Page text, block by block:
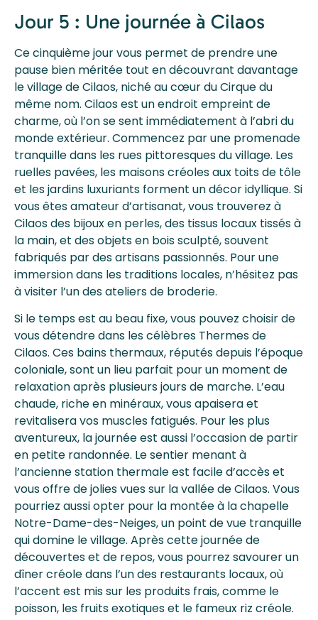
Jour 5 : Une journée à Cilaos
Ce cinquième jour vous permet de prendre une
pause bien méritée tout en découvrant davantage
le village de Cilaos, niché au cœur du Cirque du
même nom. Cilaos est un endroit empreint de
charme, où l’on se sent immédiatement à l’abri du
monde extérieur. Commencez par une promenade
tranquille dans les rues pittoresques du village. Les
ruelles pavées, les maisons créoles aux toits de tôle
et les jardins luxuriants forment un décor idyllique. Si
vous êtes amateur d’artisanat, vous trouverez à
Cilaos des bijoux en perles, des tissus locaux tissés à
la main, et des objets en bois sculpté, souvent
fabriqués par des artisans passionnés. Pour une
immersion dans les traditions locales, n’hésitez pas
à visiter l’un des ateliers de broderie.
Si le temps est au beau fixe, vous pouvez choisir de
vous détendre dans les célèbres Thermes de
Cilaos. Ces bains thermaux, réputés depuis l’époque
coloniale, sont un lieu parfait pour un moment de
relaxation après plusieurs jours de marche. L’eau
chaude, riche en minéraux, vous apaisera et
revitalisera vos muscles fatigués. Pour les plus
aventureux, la journée est aussi l’occasion de partir
en petite randonnée. Le sentier menant à
l’ancienne station thermale est facile d’accès et
vous offre de jolies vues sur la vallée de Cilaos. Vous
pourriez aussi opter pour la montée à la chapelle
Notre-Dame-des-Neiges, un point de vue tranquille
qui domine le village. Après cette journée de
découvertes et de repos, vous pourrez savourer un
dîner créole dans l’un des restaurants locaux, où
l’accent est mis sur les produits frais, comme le
poisson, les fruits exotiques et le fameux riz créole.